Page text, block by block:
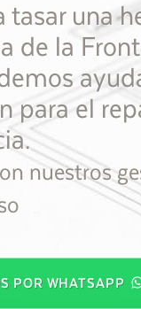
tasar una
de la
para el
nuestros
POR WHATSAPP